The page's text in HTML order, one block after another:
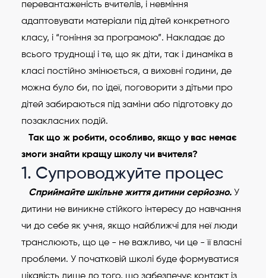
перевантаженість вчителів, і невміння
адаптовувати матеріали під дітей конкретного
класу, і “гоніння за програмою”. Накладає до
всього труднощі і те, що як діти, так і динаміка в
класі постійно змінюється, а виховні години, де
можна було би, по ідеї, поговорити з дітьми про
дітей забираються під заміни або підготовку до
позакласних подій.
Так що ж робити, особливо, якщо у вас немає
змоги знайти кращу школу чи вчителя?
1. Супроводжуйте процес
Сприймайте шкільне життя дитини серйозно. У
дитини не виникне стійкого інтересу до навчання
чи до себе як учня, якщо найближчі для неї люди
транслюють, що це - не важливо, чи це - її власні
проблеми. У початковій школі буде формуватися